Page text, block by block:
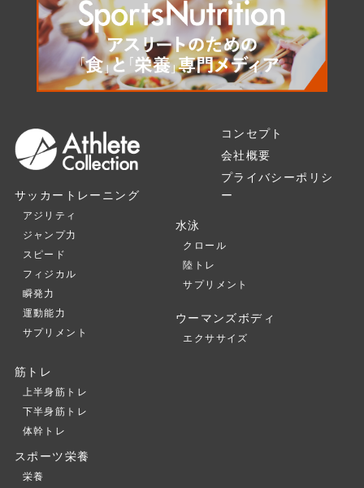
コンセプト
会社概要
プライバシーポリシ
ー
サッカートレーニング
アジリティ
ジャンプ力
スピード
フィジカル
瞬発力
運動能力
サプリメント
水泳
クロール
陸トレ
サプリメント
ウーマンズボディ
エクササイズ
筋トレ
上半身筋トレ
下半身筋トレ
体幹トレ
スポーツ栄養
栄養